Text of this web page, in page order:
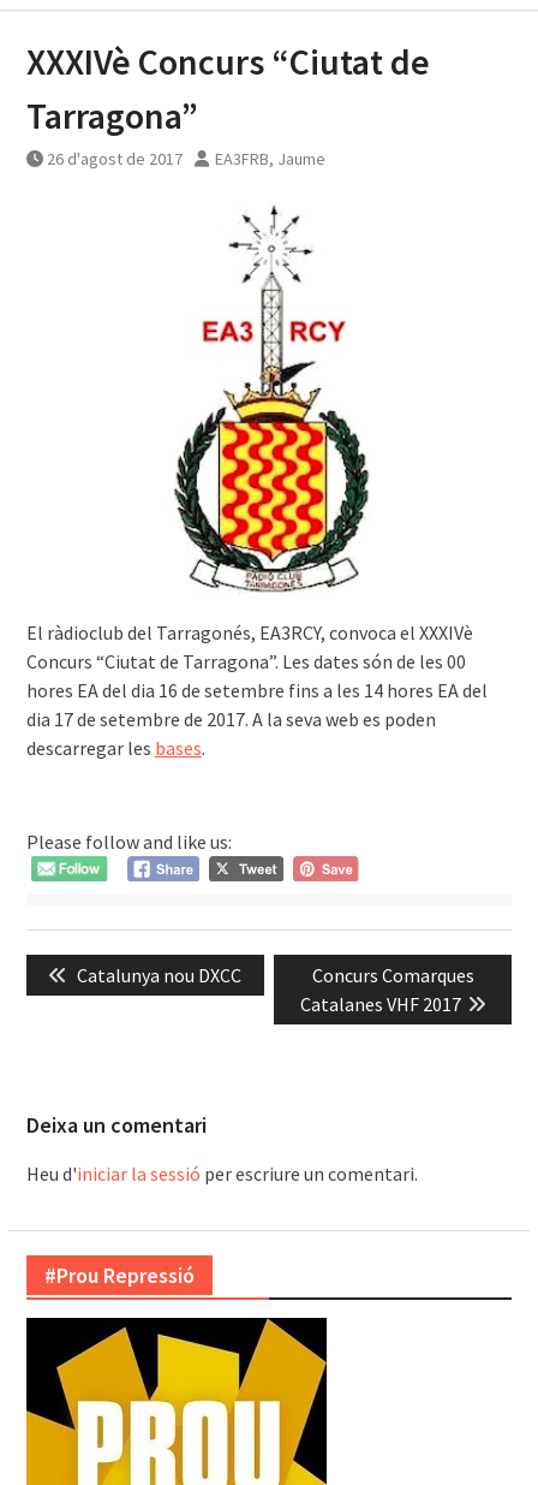
XXXIVè Concurs “Ciutat de
Tarragona”
26 d'agost de 2017 EA3FRB, Jaume
El ràdioclub del Tarragonés, EA3RCY, convoca el XXXIVè
Concurs “Ciutat de Tarragona”. Les dates són de les 00
hores EA del dia 16 de setembre fins a les 14 hores EA del
dia 17 de setembre de 2017. A la seva web es poden
descarregar les bases.
Please follow and like us:
d'entrades
Previous
post:
Catalunya nou DXCC
Next
post:
Concurs Comarques
Catalanes VHF 2017
Deixa un comentari
Heu d'iniciar la sessió per escriure un comentari.
#Prou Repressió